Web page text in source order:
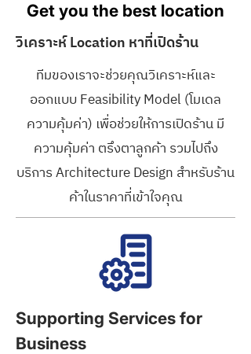
Get you the best location
วิเคราะห์ Location หาที่เปิดร้าน
ทีมของเราจะช่วยคุณวิเคราะห์และ
ออกแบบ Feasibility Model (โมเดล
ความคุ้มค่า) เพื่อช่วยให้การเปิดร้าน มี
ความคุ้มค่า ตรึงตาลูกค้า รวมไปถึง
บริการ Architecture Design สำหรับร้าน
ค้าในราคาที่เข้าใจคุณ
Supporting Services for
Business